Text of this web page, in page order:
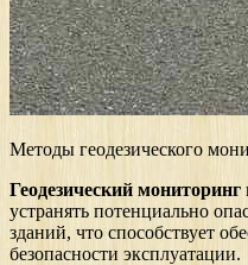
Методы геодезического
Геодезический мониторинг
устранять потенциально
зданий, что способствует
безопасности эксплуатации.